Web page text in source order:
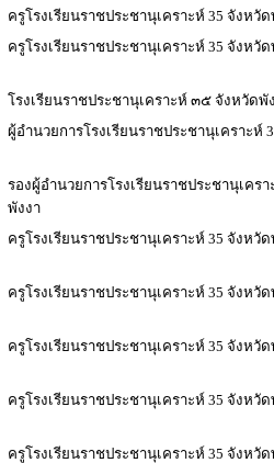
ครูโรงเรียนราชประชานุเคราะห์ 35 จังหวัด
ครูโรงเรียนราชประชานุเคราะห์ 35 จังหวัด
โรงเรียนราชประชานุเคราะห์ ๓๕ จังหวัดพั
ผู้อำนวยการโรงเรียนราชประชานุเคราะห์
รองผู้อำนวยการโรงเรียนราชประชานุเคร
พังงา
ครูโรงเรียนราชประชานุเคราะห์ 35 จังหวัด
ครูโรงเรียนราชประชานุเคราะห์ 35 จังหวัด
ครูโรงเรียนราชประชานุเคราะห์ 35 จังหวัด
ครูโรงเรียนราชประชานุเคราะห์ 35 จังหวัด
ครูโรงเรียนราชประชานุเคราะห์ 35 จังหวัด